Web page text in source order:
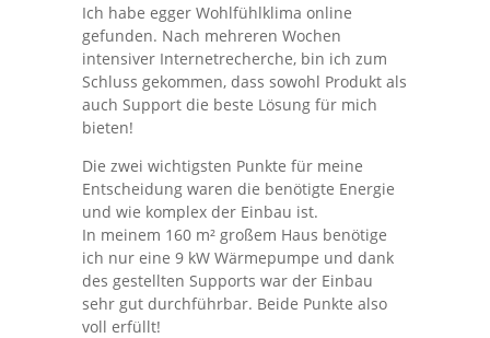
Ich habe egger Wohlfühlklima online
gefunden. Nach mehreren Wochen
intensiver Internetrecherche, bin ich zum
Schluss gekommen, dass sowohl Produkt als
auch Support die beste Lösung für mich
bieten!
Die zwei wichtigsten Punkte für meine
Entscheidung waren die benötigte Energie
und wie komplex der Einbau ist.
In meinem 160 m² großem Haus benötige
ich nur eine 9 kW Wärmepumpe und dank
des gestellten Supports war der Einbau
sehr gut durchführbar. Beide Punkte also
voll erfüllt!